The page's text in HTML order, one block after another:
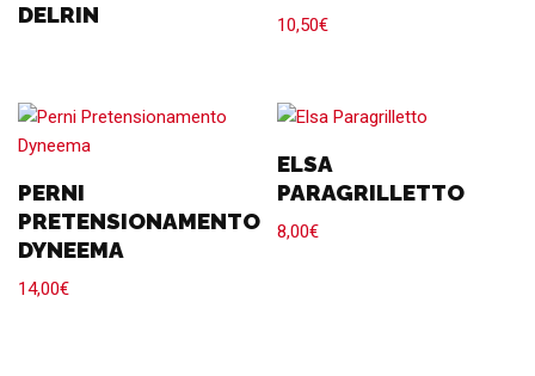
DELRIN
10,50€
PERNI
PRETENSIONAMENTO
DYNEEMA
14,00€
ELSA
PARAGRILLETTO
8,00€